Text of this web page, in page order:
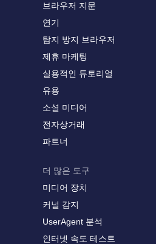
브라우저 지문
연기
탐지 방지 브라우저
제휴 마케팅
실용적인 튜토리얼
유용
소셜 미디어
전자상거래
파트너
더 많은 도구
미디어 장치
커널 감지
UserAgent 분석
인터넷 속도 테스트